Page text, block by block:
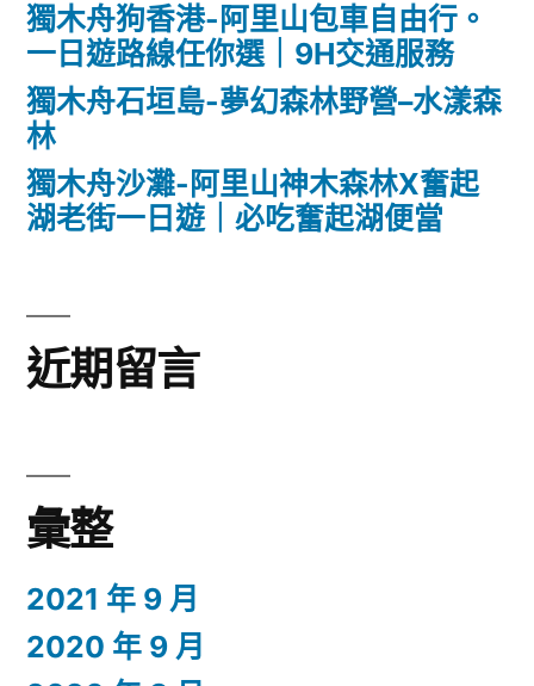
獨木舟狗香港-阿里山包車自由行。
一日遊路線任你選｜9H交通服務
獨木舟石垣島-夢幻森林野營–水漾森
林
獨木舟沙灘-阿里山神木森林X奮起
湖老街一日遊｜必吃奮起湖便當
近期留言
彙整
2021 年 9 月
2020 年 9 月